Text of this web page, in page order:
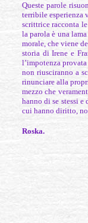
Queste parole
terribile esperienza
scrittrice racconta
la parola è una
morale, che viene
storia di Irene e
l’impotenza
non riusciranno a
rinunciare alla
mezzo che
hanno di se stessi
cui hanno diritto,
Roska.